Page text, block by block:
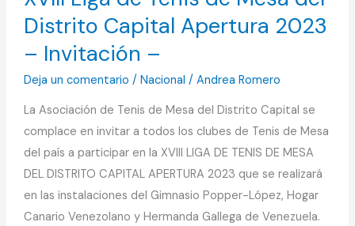
Distrito Capital Apertura 2023
– Invitación –
Deja un comentario / Nacional / Andrea Romero
La Asociación de Tenis de Mesa del Distrito Capital se
complace en invitar a todos los clubes de Tenis de Mesa
del país a participar en la XVIII LIGA DE TENIS DE MESA
DEL DISTRITO CAPITAL APERTURA 2023 que se realizará
en las instalaciones del Gimnasio Popper-López, Hogar
Canario Venezolano y Hermanda Gallega de Venezuela.